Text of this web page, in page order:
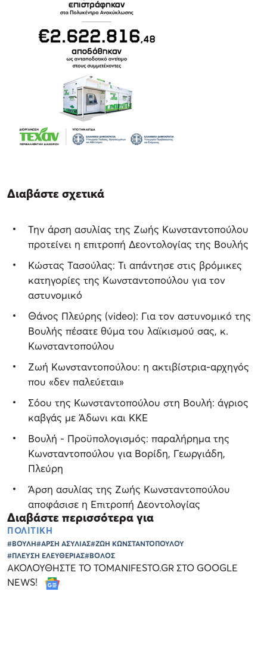
Διαβάστε σχετικά
Την άρση ασυλίας της Ζωής Κωνσταντοπούλου
προτείνει η επιτροπή Δεοντολογίας της Βουλής
Κώστας Τασούλας: Τι απάντησε στις βρόμικες
κατηγορίες της Κωνσταντοπούλου για τον
αστυνομικό
Θάνος Πλεύρης (video): Για τον αστυνομικό της
Βουλής πέσατε θύμα του λαϊκισμού σας, κ.
Κωνσταντοπούλου
Ζωή Κωνσταντοπούλου: η ακτιβίστρια-αρχηγός
που «δεν παλεύεται»
Σόου της Κωνσταντοπούλου στη Βουλή: άγριος
καβγάς με Άδωνι και ΚΚΕ
Βουλή - Προϋπολογισμός: παραλήρημα της
Κωνσταντοπούλου για Βορίδη, Γεωργιάδη,
Πλεύρη
Άρση ασυλίας της Ζωής Κωνσταντοπούλου
αποφάσισε η Επιτροπή Δεοντολογίας
Διαβάστε περισσότερα για
ΠΟΛΙΤΙΚΗ
#ΒΟΥΛΗ#ΑΡΣΗ ΑΣΥΛΙΑΣ#ΖΩΗ ΚΩΝΣΤΑΝΤΟΠΟΥΛΟΥ
#ΠΛΕΥΣΗ ΕΛΕΥΘΕΡΙΑΣ#ΒΟΛΟΣ
ΑΚΟΛΟΥΘΗΣΤΕ ΤΟ TOMANIFESTO.GR ΣΤΟ GOOGLE
NEWS!